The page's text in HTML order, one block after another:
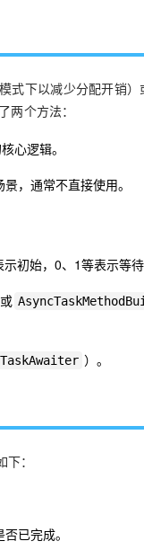
下以减少分配开销）
两个方法：
心逻辑。
，通常不直接使用。
初始，0、1等表示等待
或
TaskAwaiter ）。
：
否已完成。